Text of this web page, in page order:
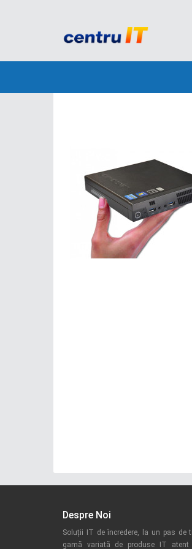
Despre Noi
Soluții IT de încredere, la un pas de
gamă variată de produse IT atent